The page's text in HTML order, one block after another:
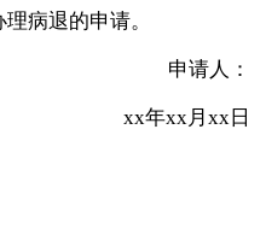
病退的申请。
申请人：
xx年xx月xx日